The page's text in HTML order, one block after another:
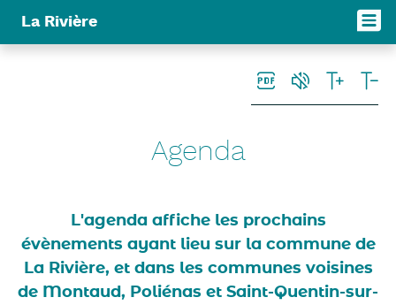
La Rivière
Agenda
L'agenda affiche les prochains
évènements ayant lieu sur la commune de
La Rivière, et dans les communes voisines
de Montaud, Poliénas et Saint-Quentin-sur-